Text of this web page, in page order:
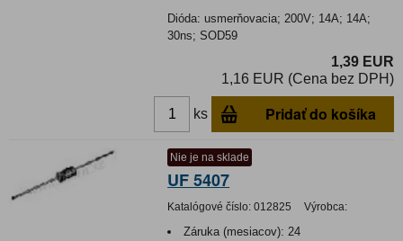
Dióda: usmerňovacia; 200V; 14A; 14A;
30ns; SOD59
1,39 EUR
1,16 EUR (Cena bez DPH)
ks Pridať do košíka
Nie je na sklade
UF 5407
Katalógové číslo: 012825 Výrobca:
Záruka (mesiacov): 24